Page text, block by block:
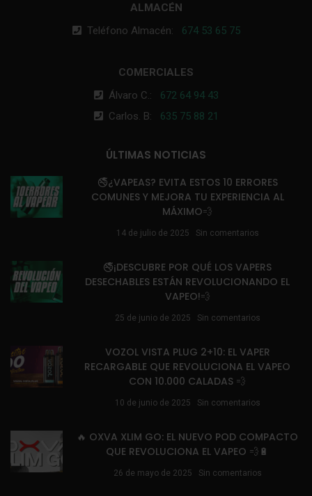
ALMACÉN
Teléfono Almacén: 674 53 65 75
COMERCIALES
Álvaro C.: 672 64 94 43
Carlos. B: 635 75 88 21
ÚLTIMAS NOTICIAS
🚭¿VAPEAS? EVITA ESTOS 10 ERRORES
COMUNES Y MEJORA TU EXPERIENCIA AL
MÁXIMO💨
14 de julio de 2025 Sin comentarios
🚭¡DESCUBRE POR QUÉ LOS VAPERS
DESECHABLES ESTÁN REVOLUCIONANDO EL
VAPEO!💨
25 de junio de 2025 Sin comentarios
VOZOL VISTA PLUG 2+10: EL VAPER
RECARGABLE QUE REVOLUCIONA EL VAPEO
CON 10.000 CALADAS 💨
10 de junio de 2025 Sin comentarios
🔥 OXVA XLIM GO: EL NUEVO POD COMPACTO
QUE REVOLUCIONA EL VAPEO 💨🔋
26 de mayo de 2025 Sin comentarios